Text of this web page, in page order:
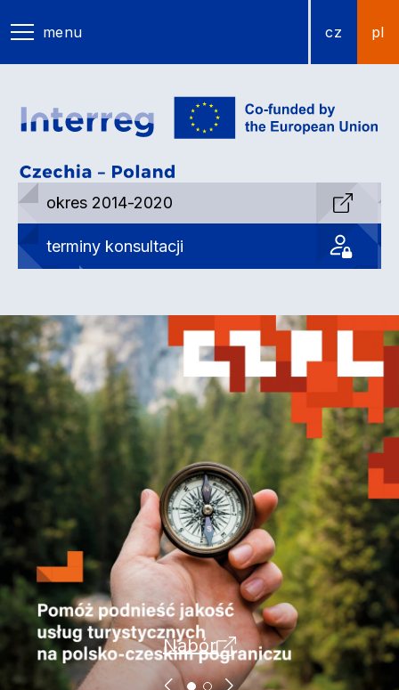
menu cz pl
okres 2014-2020
terminy konsultacji
Nabór